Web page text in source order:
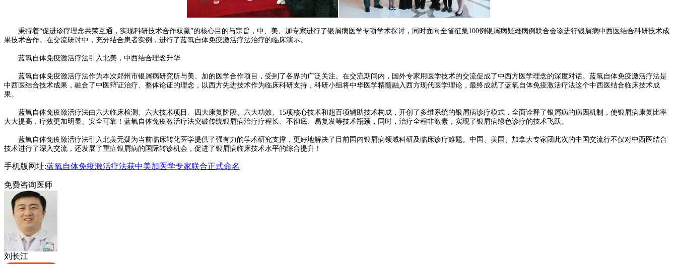
秉持着“促进诊疗理念共荣互通，实现科研技术合作双赢”的核心目的与宗旨，中、美、加专家进行了银屑病医学专项学术探讨，同时面向全省征集100例银屑病疑难病例联合会诊进行银屑病中西医结合科研技术成
果技术合作。在交流研讨中，充分结合患者实例，进行了蓝氧自体免疫激活疗法治疗的临床演示。
蓝氧自体免疫激活疗法引入北美，中西结合理念升华
蓝氧自体免疫激活疗法作为本次郑州市银屑病研究所与美、加的医学合作项目，受到了各界的广泛关注。在交流期间内，国外专家用医学技术的交流促成了中西方医学理念的深度对话。蓝氧自体免疫激活疗法是
中西医结合技术成果，融合了中医辩证治疗、整体论证的理念，以西方先进技术作为临床科研支持，科研小组将中华医学精髓融入西方现代医学理论，最终成就了蓝氧自体免疫激活疗法这个中西医结合临床技术成
果。
蓝氧自体免疫激活疗法由六大临床检测、六大技术项目、四大康复阶段、六大功效、15项核心技术和超百项辅助技术构成，开创了多维系统的银屑病诊疗模式，全面诠释了银屑病的病因机制，使银屑病康复比率
大大提高，疗效更加明显、安全可靠！蓝氧自体免疫激活疗法突破传统银屑病治疗疗程长、不彻底、易复发等技术瓶颈，同时，治疗全程非激素，实现了银屑病绿色诊疗的技术飞跃。
蓝氧自体免疫激活疗法引入北美无疑为当前临床转化医学提供了强有力的学术研究支撑，更好地解决了目前国内银屑病领域科研及临床诊疗难题。中国、美国、加拿大专家团此次的中国交流行不仅对中西医结合
技术进行了深入交流，还发展了重症银屑病的国际转诊机会，促进了银屑病临床技术水平的综合提升！
手机版网址:蓝氧自体免疫激活疗法获中美加医学专家联合正式命名
免费咨询医师
刘长江